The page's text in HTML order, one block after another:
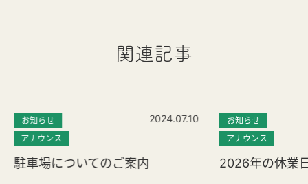
関連記事
お知らせ
アナウンス
2024.07.10
駐車場についてのご案内
お知らせ
アナウンス
2026年の休業